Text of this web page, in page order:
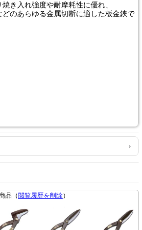
き入れ強度や耐摩耗性に優れ、
どのあらゆる金属切断に適した板金鋏で